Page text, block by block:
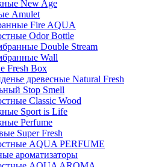
New Age
Amulet
Fire AQUA
Odor Bottle
Double Stream
Wall
Fresh Box
древесные Natural Fresh
Stop Smell
Classic Wood
Sport is Life
Perfume
Super Fresh
AQUA PERFUME
ароматизаторы